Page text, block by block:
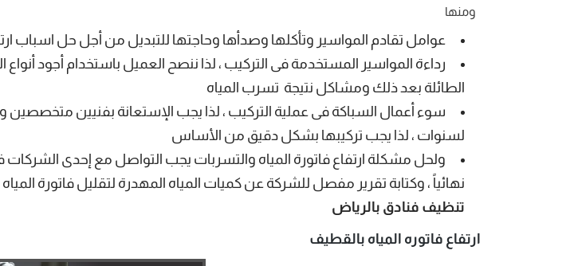
ومنها
عوامل تقادم المواسير وتأكلها وصدأها وحاجتها للتبديل من أجل حل اسباب
رداءة المواسير المستخدمة فى التركيب ، لذا ننصح العميل باستخدام أجود أنواع
الطائلة بعد ذلك ومشاكل نتيجة تسرب المياه
سوء أعمال السباكة فى عملية التركيب ، لذا يجب الإستعانة بفنيين متخصصين
لسنوات ، لذا يجب تركيبها بشكل دقيق من الأساس
ولحل مشكلة ارتفاع فاتورة المياه والتسربات يجب التواصل مع إحدى
نهائياً ، وكتابة تقرير مفصل للشركة عن كميات المياه المهدرة لتقليل فاتورة
تنظيف فنادق بالرياض
ارتفاع فاتوره المياه بالقطيف